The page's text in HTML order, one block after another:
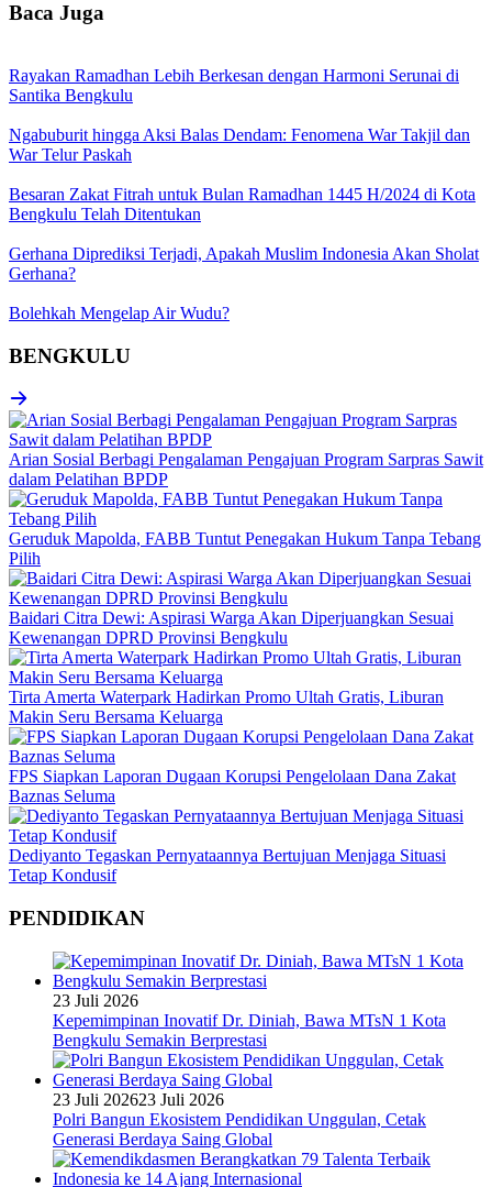
Baca Juga
Rayakan Ramadhan Lebih Berkesan dengan Harmoni Serunai di
Santika Bengkulu
Ngabuburit hingga Aksi Balas Dendam: Fenomena War Takjil dan
War Telur Paskah
Besaran Zakat Fitrah untuk Bulan Ramadhan 1445 H/2024 di Kota
Bengkulu Telah Ditentukan
Gerhana Diprediksi Terjadi, Apakah Muslim Indonesia Akan Sholat
Gerhana?
Bolehkah Mengelap Air Wudu?
BENGKULU
Arian Sosial Berbagi Pengalaman Pengajuan Program Sarpras Sawit
dalam Pelatihan BPDP
Geruduk Mapolda, FABB Tuntut Penegakan Hukum Tanpa Tebang
Pilih
Baidari Citra Dewi: Aspirasi Warga Akan Diperjuangkan Sesuai
Kewenangan DPRD Provinsi Bengkulu
Tirta Amerta Waterpark Hadirkan Promo Ultah Gratis, Liburan
Makin Seru Bersama Keluarga
FPS Siapkan Laporan Dugaan Korupsi Pengelolaan Dana Zakat
Baznas Seluma
Dediyanto Tegaskan Pernyataannya Bertujuan Menjaga Situasi
Tetap Kondusif
PENDIDIKAN
23 Juli 2026
Kepemimpinan Inovatif Dr. Diniah, Bawa MTsN 1 Kota
Bengkulu Semakin Berprestasi
23 Juli 202623 Juli 2026
Polri Bangun Ekosistem Pendidikan Unggulan, Cetak
Generasi Berdaya Saing Global